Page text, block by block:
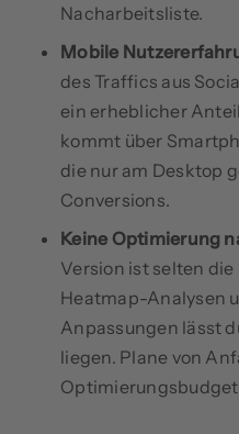
Nacharbeitsliste.
Mobile
des Traffics aus
ein erheblicher
kommt über
die nur am Desktop
Conversions.
Keine Optimierung
Version ist selten die
Heatmap-Analysen
Anpassungen lässt
liegen. Plane von
Optimierungsbudget